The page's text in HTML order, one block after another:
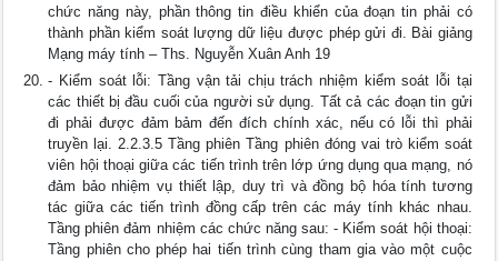
chức năng này, phần thông tin điều khiển của đoạn tin phải có
thành phần kiểm soát lượng dữ liệu được phép gửi đi. Bài giảng
Mạng máy tính – Ths. Nguyễn Xuân Anh 19
- Kiểm soát lỗi: Tầng vận tải chịu trách nhiệm kiểm soát lỗi tại
các thiết bị đầu cuối của người sử dụng. Tất cả các đoạn tin gửi
đi phải được đảm bảm đến đích chính xác, nếu có lỗi thì phải
truyền lại. 2.2.3.5 Tầng phiên Tầng phiên đóng vai trò kiểm soát
viên hội thoại giữa các tiến trình trên lớp ứng dụng qua mạng, nó
đảm bảo nhiệm vụ thiết lập, duy trì và đồng bộ hóa tính tương
tác giữa các tiến trình đồng cấp trên các máy tính khác nhau.
Tầng phiên đảm nhiệm các chức năng sau: - Kiểm soát hội thoại:
Tầng phiên cho phép hai tiến trình cùng tham gia vào một cuộc